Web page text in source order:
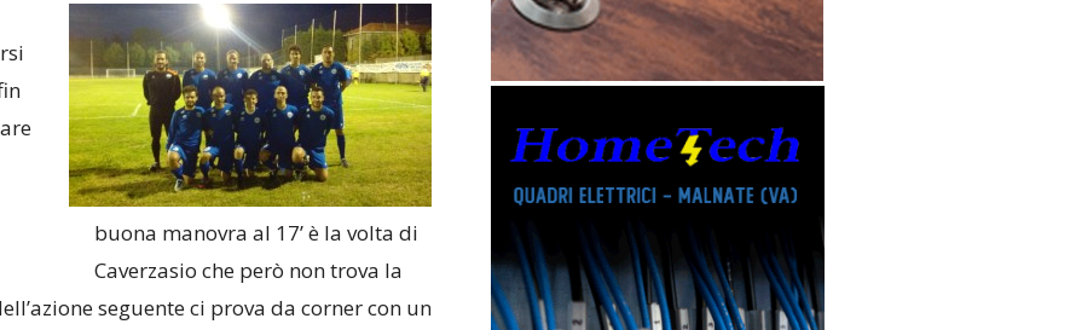
buona manovra al 17’ è la volta di
Caverzasio che però non trova la
seguente ci prova da corner con un